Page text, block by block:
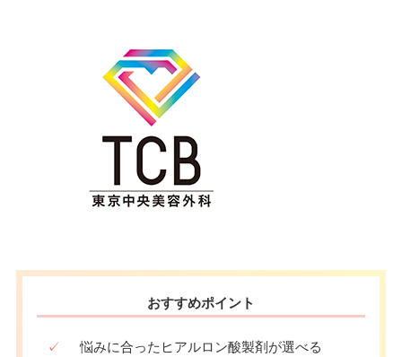
おすすめポイント
✓ 悩みに合ったヒアルロン酸製剤が選べる